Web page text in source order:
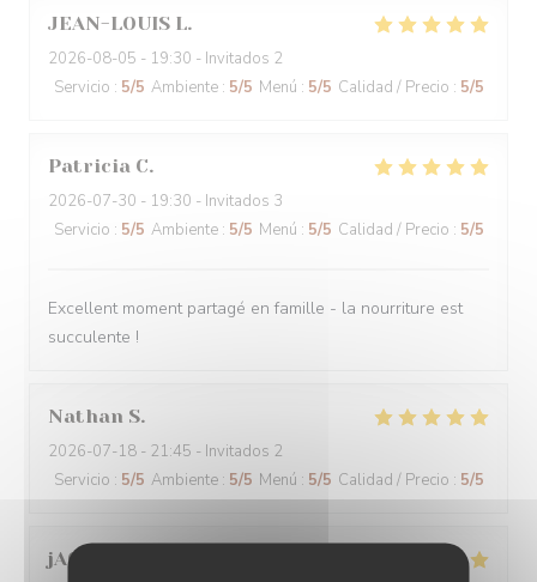
JEAN-LOUIS L
2026-08-05 - 19:30 - Invitados 2
Servicio : 5/5 Ambiente : 5/5 Menú : 5/5 Calidad / Precio : 5/5
Patricia C
2026-07-30 - 19:30 - Invitados 3
Servicio : 5/5 Ambiente : 5/5 Menú : 5/5 Calidad / Precio : 5/5
Excellent moment partagé en famille - la nourriture est
succulente !
Nathan S
2026-07-18 - 21:45 - Invitados 2
Servicio : 5/5 Ambiente : 5/5 Menú : 5/5 Calidad / Precio : 5/5
jACQUES